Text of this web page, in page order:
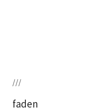
///
faden